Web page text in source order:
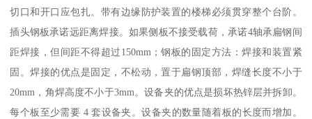
切口和开口应包扎。带有边缘防护装置的楼梯必须贯穿整个台阶。
插头钢板承诺远距离焊接。如果侧板不接受载荷，承诺4轴承扁钢间
距焊接，但间距不得超过150mm；钢板的固定方法：焊接和装置紧
固。焊接的优点是固定，不松动，置于扁钢顶部，焊缝长度不小于
20mm，角焊高度不小于3mm。设备夹的优点是损坏热锌层并拆卸。
每个板至少需要 4 套设备夹。设备夹的数量随着板的长度而增加。